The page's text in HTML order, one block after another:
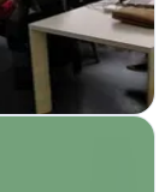
para empresas
SEO